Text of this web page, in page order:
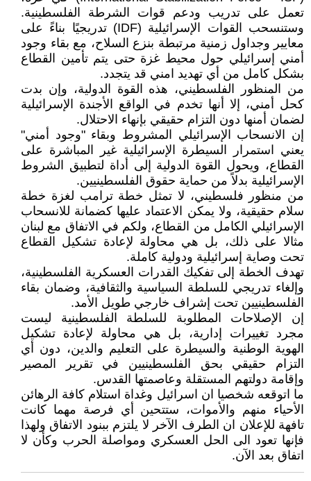
تعمل على تدريب ودعم قوات الشرطة الفلسطينية.
وستنسحب القوات الإسرائيلية (IDF) تدريجيًا بناءً على
معايير وجداول زمنية مرتبطة بنزع السلاح، مع بقاء وجود
أمني إسرائيلي حول محيط غزة حتى يتم تأمين القطاع
بشكل كامل من أي تهديد امني قد يتجدد.
من المنظور الفلسطيني، هذه القوة الدولية، وإن بدت
كحل أمني، إلا أنها تخدم في الواقع الأجندة الإسرائيلية
لضمان أمنها دون التزام حقيقي بإنهاء الاحتلال.
إن الانسحاب الإسرائيلي المشروط وبقاء "وجود أمني"
يعني استمرار السيطرة الإسرائيلية غير المباشرة على
القطاع، ويحول القوة الدولية إلى أداة لتطبيق الشروط
الإسرائيلية بدلاً من حماية حقوق الفلسطينيين.
من منظور فلسطيني، لا تمثل خطة ترامب لغزة خطة
سلام حقيقية، ولا يمكن الاعتماد عليها كضمانة للانسحاب
الإسرائيلي الكامل من القطاع، ولكم في الاتفاق مع لبنان
مثالا على ذلك، بل هي محاولة لإعادة تشكيل القطاع
تحت وصاية إسرائيلية ودولية كاملة.
تهدف الخطة إلى تفكيك القدرات العسكرية الفلسطينية،
وإلغاء تدريجي للسلطة السياسية والثقافية، وضمان بقاء
الفلسطينيين تحت إشراف خارجي طويل الأمد.
إن الإصلاحات المطلوبة للسلطة الفلسطينية ليست
مجرد تغييرات إدارية، بل هي محاولة لإعادة تشكيل
الهوية الوطنية والسيطرة على التعليم والدين، دون أي
التزام حقيقي بحق الفلسطينيين في تقرير المصير
وإقامة دولتهم المستقلة وعاصمتها القدس.
ما اتوقعه شخصيا ان اسرائيل وغداة استلام كافة الرهائن
الأحياء منهم والأموات، ستتحين أي فرصة مهما كانت
تافهة للإعلان ان الطرف الآخر لا يلتزم ببنود الاتفاق ولهذا
فإنها تعود الى الحل العسكري ومواصلة الحرب وكأن لا
اتفاق بعد الآن.